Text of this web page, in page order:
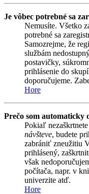
Je vôbec potrebné sa
Nemusíte. Všetko
potrebné sa
Samozrejme, že
službám
postavičky,
prihlásenie do
doporučujeme.
Hore
Prečo som automaticky
Pokiaľ
návšteve, budete
zabrániť zneužitiu
prihlásený,
však
počítača, napr. v
univerzite atď.
Hore